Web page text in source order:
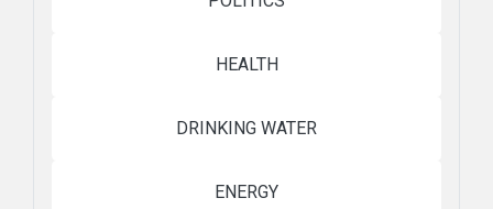
HEALTH
DRINKING WATER
ENERGY